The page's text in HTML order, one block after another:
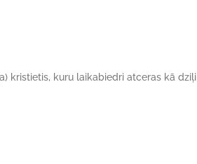
kristietis, kuru laikabiedri atceras kā dziļi